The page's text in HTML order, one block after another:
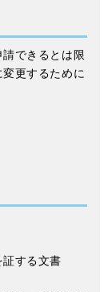
できるとは限
更するために
する文書